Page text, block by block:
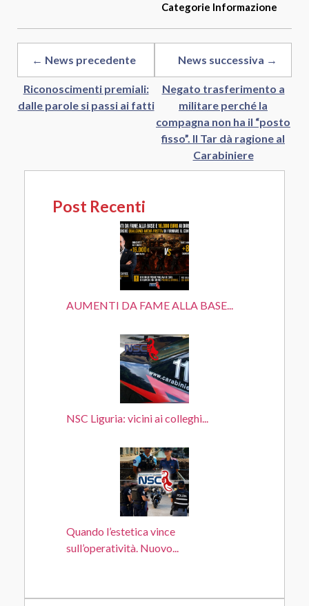
Categorie Informazione
← News precedente
Riconoscimenti premiali:
dalle parole si passi ai fatti
News successiva →
Negato trasferimento a
militare perché la
compagna non ha il “posto
fisso”. Il Tar dà ragione al
Carabiniere
Post Recenti
AUMENTI DA FAME ALLA BASE...
NSC Liguria: vicini ai colleghi...
Quando l’estetica vince
sull’operatività. Nuovo...